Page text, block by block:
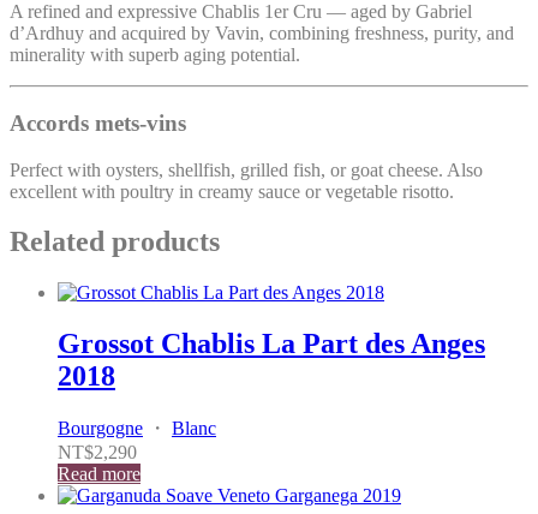
A refined and expressive Chablis 1er Cru — aged by Gabriel
d’Ardhuy and acquired by Vavin, combining freshness, purity, and
minerality with superb aging potential.
Accords mets-vins
Perfect with oysters, shellfish, grilled fish, or goat cheese. Also
excellent with poultry in creamy sauce or vegetable risotto.
Related products
Grossot Chablis La Part des Anges
2018
Bourgogne ・ Blanc
NT$2,290
Read more